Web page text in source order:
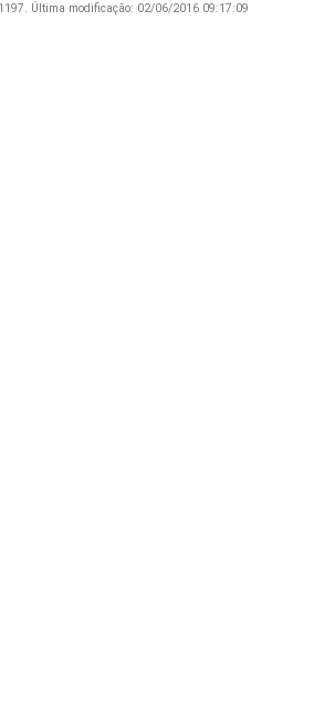
Última modificação: 02/06/2016 09:17:09